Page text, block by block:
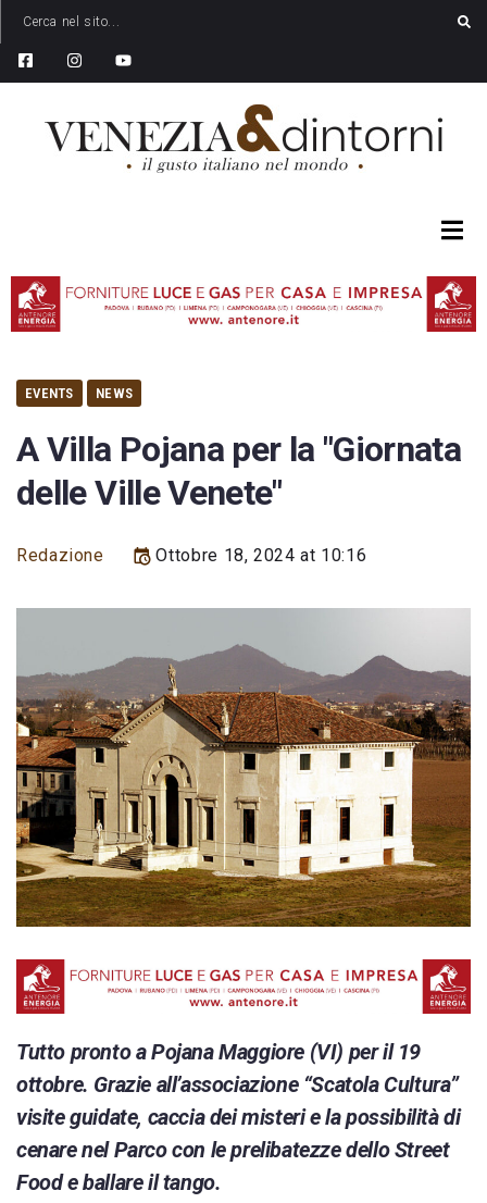
EVENTS NEWS
A Villa Pojana per la "Giornata
delle Ville Venete"
Redazione Ottobre 18, 2024 at 10:16
Tutto pronto a Pojana Maggiore (VI) per il 19
ottobre. Grazie all’associazione “Scatola Cultura”
visite guidate, caccia dei misteri e la possibilità di
cenare nel Parco con le prelibatezze dello Street
Food e ballare il tango.